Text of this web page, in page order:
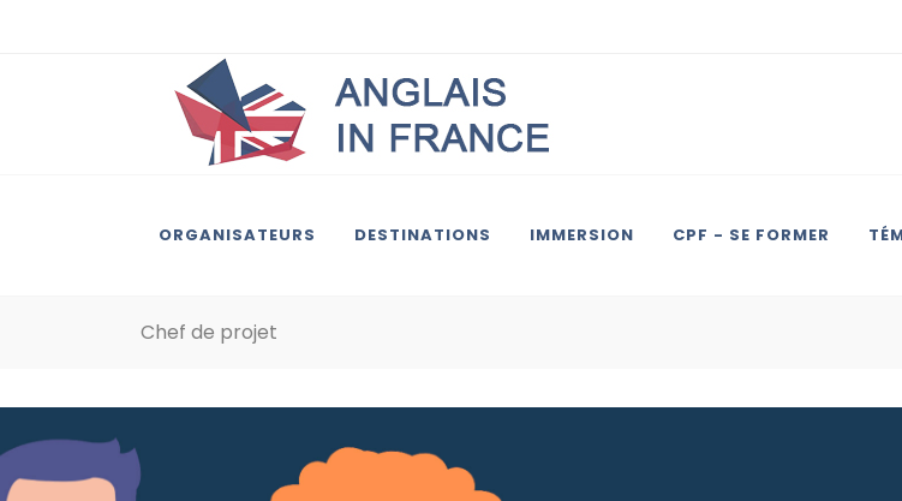
ORGANISATEURS DESTINATIONS IMMERSION CPF - SE FORMER
Chef de projet